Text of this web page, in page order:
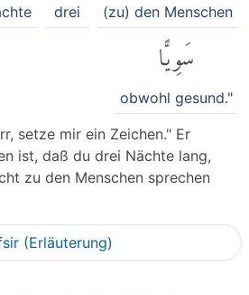
(zu) den Menschen
drei
سَوِيًّا
obwohl gesund."
setze mir ein Zeichen." Er
ist, daß du drei Nächte lang,
zu den Menschen sprechen
(Erläuterung)